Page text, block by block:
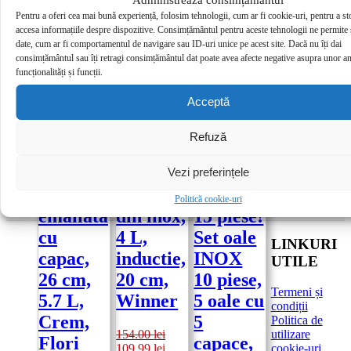
Pentru a oferi cea mai bună experiență, folosim tehnologii, cum ar fi cookie-uri, pentru a
accesa informațiile despre dispozitive. Consimțământul pentru aceste tehnologii ne permite
date, cum ar fi comportamentul de navigare sau ID-uri unice pe acest site. Dacă nu îți dai
consimțământul sau îți retragi consimțământul dat poate avea afecte negative asupra unor
funcționalități și funcții.
Acceptă
Refuză
Vezi preferințele
Politică cookie-uri
Material
Inox
Material interior Inox
DIMENSIUNI
Diametru 30 cm
Produse similare
emailata
cu
capac,
26 cm,
5.7 L,
Crem,
Flori
Cratita
din inox,
4 L,
inductie,
20 cm,
Winner
154.00lei
Prețul
109.99lei Prețul
Pachet
15 piese!
Set oale
INOX
10 piese,
5 oale cu
5
capace,
LINKURI
UTILE
Termeni și
condiții
Politica de
utilizare
cookie-uri